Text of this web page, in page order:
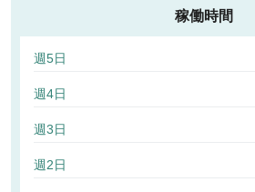
稼働時間
週5日
週4日
週3日
週2日